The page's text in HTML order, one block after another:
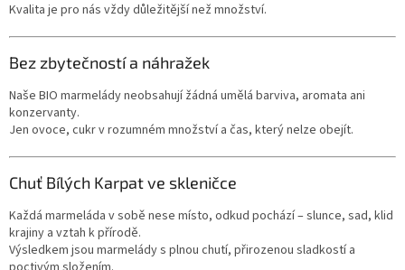
Kvalita je pro nás vždy důležitější než množství.
Bez zbytečností a náhražek
Naše BIO marmelády neobsahují žádná umělá barviva, aromata ani
konzervanty.
Jen ovoce, cukr v rozumném množství a čas, který nelze obejít.
Chuť Bílých Karpat ve skleničce
Každá marmeláda v sobě nese místo, odkud pochází – slunce, sad, klid
krajiny a vztah k přírodě.
Výsledkem jsou marmelády s plnou chutí, přirozenou sladkostí a